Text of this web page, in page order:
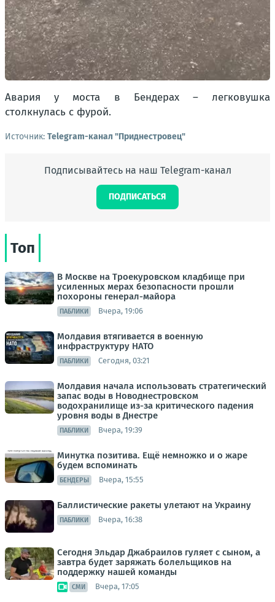
Авария у моста в Бендерах – легковушка
столкнулась с фурой.
Источник: Telegram-канал "Приднестровец"
Подписывайтесь на наш Telegram-канал
ПОДПИСАТЬСЯ
Топ
В Москве на Троекуровском кладбище при
усиленных мерах безопасности прошли
похороны генерал-майора
ПАБЛИКИ Вчера, 19:06
Молдавия втягивается в военную
инфраструктуру НАТО
ПАБЛИКИ Сегодня, 03:21
Молдавия начала использовать стратегический
запас воды в Новоднестровском
водохранилище из-за критического падения
уровня воды в Днестре
ПАБЛИКИ Вчера, 19:39
Минутка позитива. Ещё немножко и о жаре
будем вспоминать
БЕНДЕРЫ Вчера, 15:55
Баллистические ракеты улетают на Украину
ПАБЛИКИ Вчера, 16:38
Сегодня Эльдар Джабраилов гуляет с сыном, а
завтра будет заряжать болельщиков на
поддержку нашей команды
СМИ Вчера, 17:05